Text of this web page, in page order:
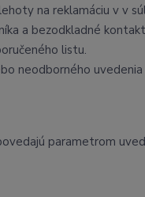
na reklamáciu v v
a bezodkladné
listu.
neodborného
parametrom